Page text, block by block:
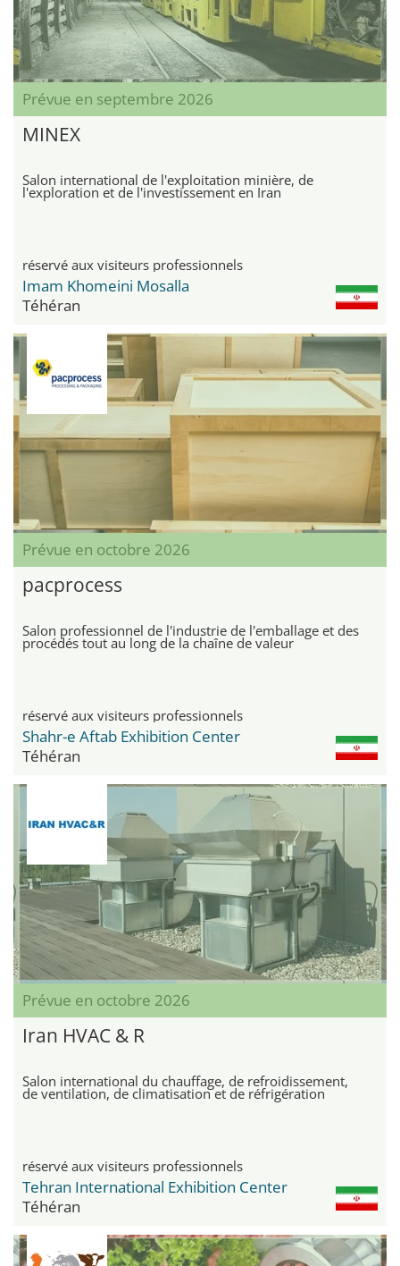
Prévue en septembre 2026
MINEX
Salon international de l'exploitation minière, de
l'exploration et de l'investissement en Iran
réservé aux visiteurs professionnels
Imam Khomeini Mosalla
Téhéran
Prévue en octobre 2026
pacprocess
Salon professionnel de l'industrie de l'emballage et des
procédés tout au long de la chaîne de valeur
réservé aux visiteurs professionnels
Shahr-e Aftab Exhibition Center
Téhéran
Prévue en octobre 2026
Iran HVAC & R
Salon international du chauffage, de refroidissement,
de ventilation, de climatisation et de réfrigération
réservé aux visiteurs professionnels
Tehran International Exhibition Center
Téhéran